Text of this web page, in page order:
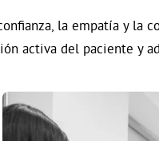
la empatía y la
activa del paciente y